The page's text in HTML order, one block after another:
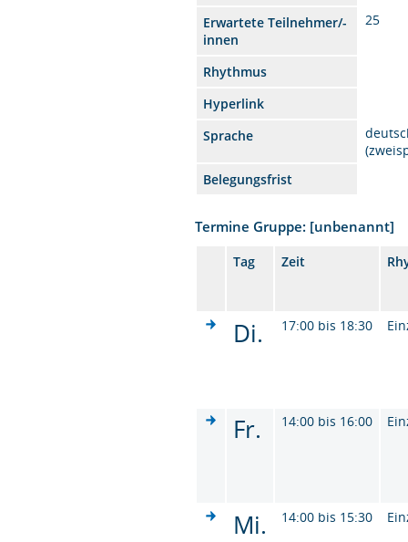
Erwartete Teilnehmer/-
innen
25
Rhythmus
Hyperlink
Sprache
Belegungsfrist
Termine Gruppe: [unbenannt]
Tag Zeit
Di. 17:00 bis 18:30
Fr. 14:00 bis 16:00
Mi. 14:00 bis 15:30